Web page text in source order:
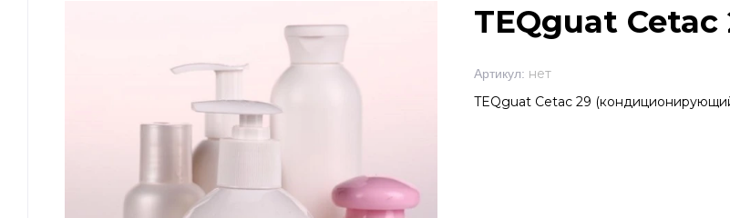
КИСЛОТЫ ОБОРУДОВАНИЕ ДЛЯ КОСМЕТИЧЕСКОЙ
ДЛЯ ЛИЦА ДЛЯ ТЕЛА ДЛЯ
TEQguat Cetac
Артикул: нет
TEQguat Cetac 29